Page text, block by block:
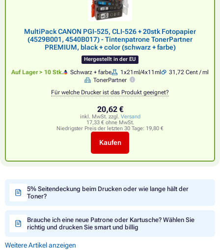
MultiPack CANON PGI-525, CLI-526 + 20stk Fotopapier
(4529B001, 4540B017) - Tintenpatrone TonerPartner
PREMIUM, black + color (schwarz + farbe)
Hergestellt in der EU
Auf Lager > 10 Stk. Schwarz + farbe 1x21ml/4x11ml
31,72 Cent / ml
TonerPartner
Für welche Drucker ist das Produkt geeignet?
20,62 €
inkl. MwSt. zzgl. Versand
17,33 € ohne MwSt.
Niedrigster Preis der letzten 30 Tage: 19,80 €
Kaufen
5% Seitendeckung beim Drucken oder wie lange hält der
Toner?
Brauche ich eine neue Patrone oder Kartusche? Wählen Sie
richtig und drucken Sie smart und billig
Weitere Artikel anzeigen